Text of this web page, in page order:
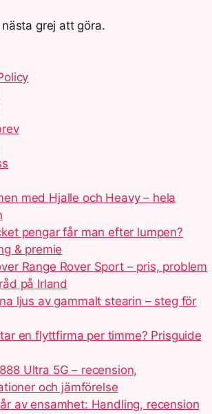
grej att göra.
med Hjalle och Heavy – hela
pengar får man efter lumpen?
& premie
Range Rover Sport – pris, problem
på Irland
ljus av gammalt stearin – steg för
en flyttfirma per timme? Prisguide
Ultra 5G – recension,
och jämförelse
av ensamhet: Handling, recension